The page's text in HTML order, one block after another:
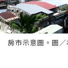
房市示意圖。圖／